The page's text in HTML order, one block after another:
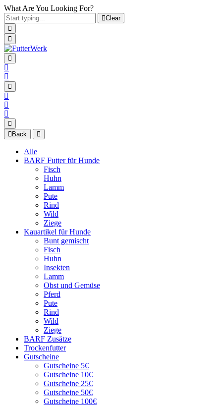
What Are You Looking For?
Clear
Back
Alle
BARF Futter für Hunde
Fisch
Huhn
Lamm
Pute
Rind
Wild
Ziege
Kauartikel für Hunde
Bunt gemischt
Fisch
Huhn
Insekten
Lamm
Obst und Gemüse
Pferd
Pute
Rind
Wild
Ziege
BARF Zusätze
Trockenfutter
Gutscheine
Gutscheine 5€
Gutscheine 10€
Gutscheine 25€
Gutscheine 50€
Gutscheine 100€